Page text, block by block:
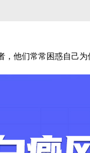
他们常常困惑自己为